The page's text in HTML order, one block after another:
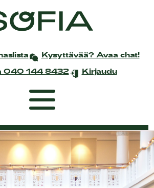
Kysyttävää? Avaa chat!
040 144 8432
Kirjaudu
ja kokoukset